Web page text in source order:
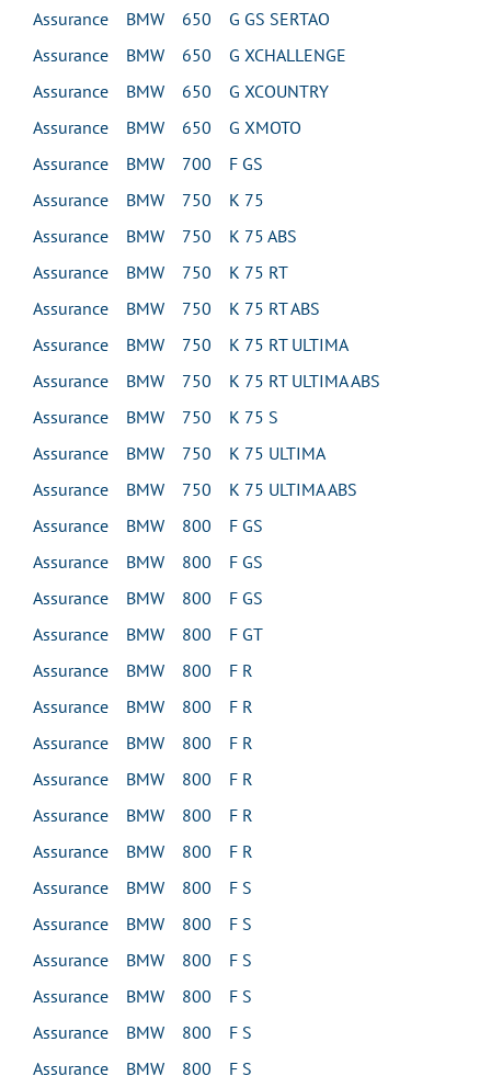
Assurance BMW 650 G GS SERTAO
Assurance BMW 650 G XCHALLENGE
Assurance BMW 650 G XCOUNTRY
Assurance BMW 650 G XMOTO
Assurance BMW 700 F GS
Assurance BMW 750 K 75
Assurance BMW 750 K 75 ABS
Assurance BMW 750 K 75 RT
Assurance BMW 750 K 75 RT ABS
Assurance BMW 750 K 75 RT ULTIMA
Assurance BMW 750 K 75 RT ULTIMA ABS
Assurance BMW 750 K 75 S
Assurance BMW 750 K 75 ULTIMA
Assurance BMW 750 K 75 ULTIMA ABS
Assurance BMW 800 F GS
Assurance BMW 800 F GS
Assurance BMW 800 F GS
Assurance BMW 800 F GT
Assurance BMW 800 F R
Assurance BMW 800 F R
Assurance BMW 800 F R
Assurance BMW 800 F R
Assurance BMW 800 F R
Assurance BMW 800 F R
Assurance BMW 800 F S
Assurance BMW 800 F S
Assurance BMW 800 F S
Assurance BMW 800 F S
Assurance BMW 800 F S
Assurance BMW 800 F S